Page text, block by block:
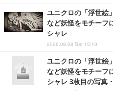
ユニクロの「浮世絵
など妖怪をモチーフ
シャレ
2026.08.08 Sat 15:10
ユニクロの「浮世絵
など妖怪をモチーフ
シャレ 3枚目の写真